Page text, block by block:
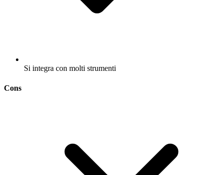
Si integra con molti strumenti
Cons